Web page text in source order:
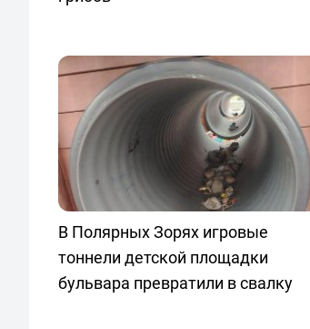
В Полярных Зорях игровые
тоннели детской площадки
бульвара превратили в свалку